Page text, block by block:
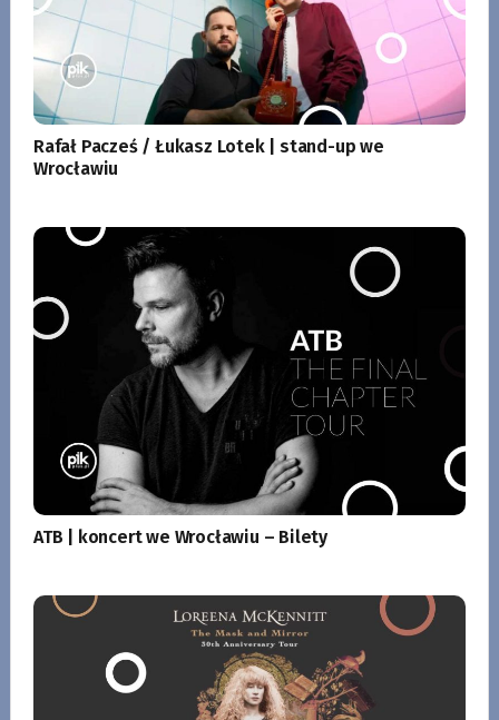
Rafał Pacześ / Łukasz Lotek | stand-up we
Wrocławiu
ATB | koncert we Wrocławiu – Bilety